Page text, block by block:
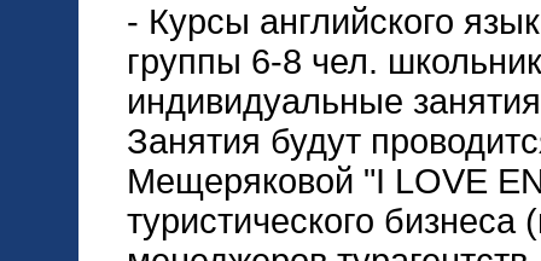
- Курсы английского
группы 6-8 чел.
индивидуальные
Занятия будут
Мещеряковой "I LOVE
туристического бизнеса